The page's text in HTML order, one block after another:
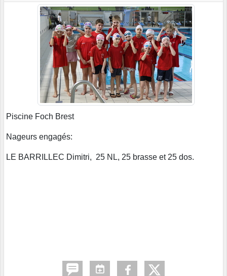
Piscine Foch Brest
Nageurs engagés:
LE BARRILLEC Dimitri, 25 NL, 25 brasse et 25 dos.